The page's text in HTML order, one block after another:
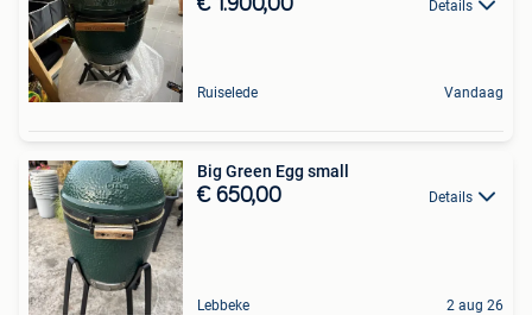
Details
Ruiselede Vandaag
Big Green Egg small
€ 650,00 Details
Lebbeke 2 aug 26